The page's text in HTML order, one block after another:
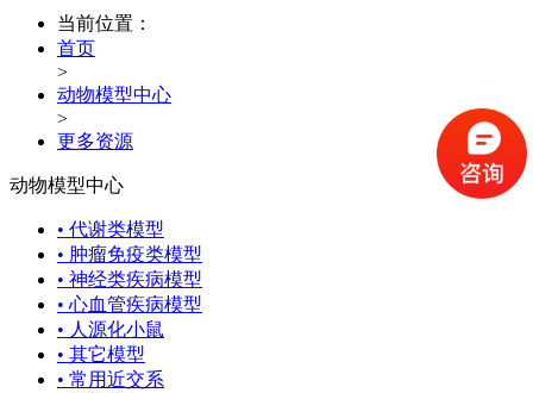
当前位置：
首页
>
动物模型中心
>
更多资源
动物模型中心
• 代谢类模型
• 肿瘤免疫类模型
• 神经类疾病模型
• 心血管疾病模型
• 人源化小鼠
• 其它模型
• 常用近交系